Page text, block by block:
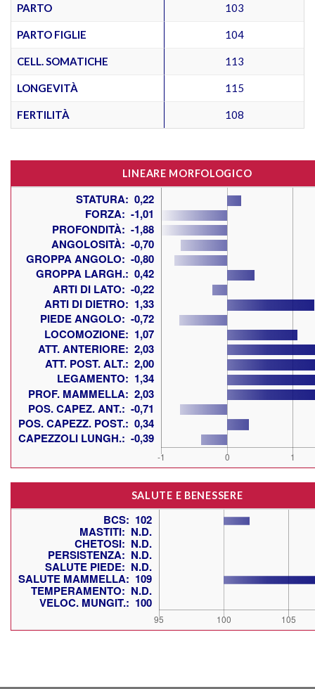
PARTO 103
PARTO FIGLIE 104
CELL. SOMATICHE 113
LONGEVITÀ 115
FERTILITÀ 108
LINEARE MORFOLOGICO
SALUTE E BENESSERE